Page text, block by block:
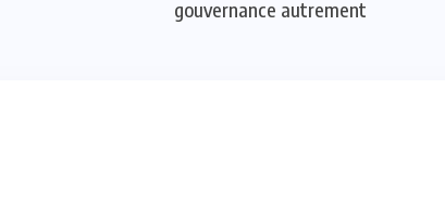
gouvernance autrement